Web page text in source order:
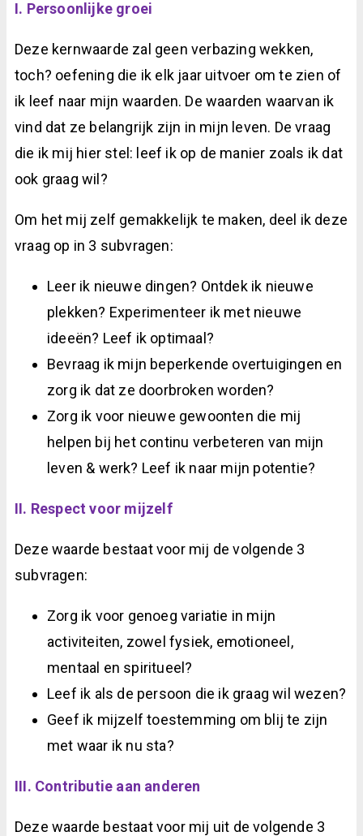
I. Persoonlijke groei
Deze kernwaarde zal geen verbazing wekken,
toch? oefening die ik elk jaar uitvoer om te zien of
ik leef naar mijn waarden. De waarden waarvan ik
vind dat ze belangrijk zijn in mijn leven. De vraag
die ik mij hier stel: leef ik op de manier zoals ik dat
ook graag wil?
Om het mij zelf gemakkelijk te maken, deel ik deze
vraag op in 3 subvragen:
Leer ik nieuwe dingen? Ontdek ik nieuwe
plekken? Experimenteer ik met nieuwe
ideeën? Leef ik optimaal?
Bevraag ik mijn beperkende overtuigingen en
zorg ik dat ze doorbroken worden?
Zorg ik voor nieuwe gewoonten die mij
helpen bij het continu verbeteren van mijn
leven & werk? Leef ik naar mijn potentie?
II. Respect voor mijzelf
Deze waarde bestaat voor mij de volgende 3
subvragen:
Zorg ik voor genoeg variatie in mijn
activiteiten, zowel fysiek, emotioneel,
mentaal en spiritueel?
Leef ik als de persoon die ik graag wil wezen?
Geef ik mijzelf toestemming om blij te zijn
met waar ik nu sta?
III. Contributie aan anderen
Deze waarde bestaat voor mij uit de volgende 3